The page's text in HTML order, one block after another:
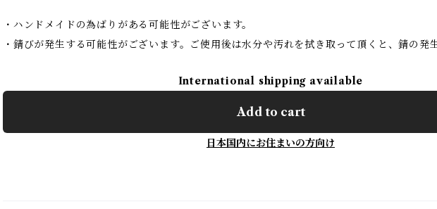
・ハンドメイドの為ばりがある可能性がございます。
・錆びが発生する可能性がございます。ご使用後は水分や汚れを拭き取って頂くと、錆の発
International shipping available
Add to cart
日本国内にお住まいの方向け